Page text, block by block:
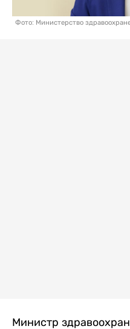
Фото: Министерство
Министр